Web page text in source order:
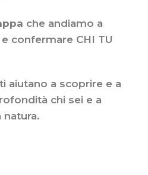
che andiamo a
confermare CHI TU
aiutano a scoprire e a
chi sei e a
natura.